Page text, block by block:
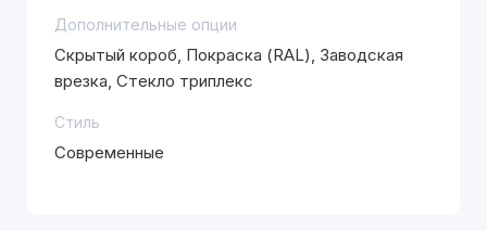
Дополнительные опции
Скрытый короб, Покраска (RAL), Заводская
врезка, Стекло триплекс
Стиль
Современные